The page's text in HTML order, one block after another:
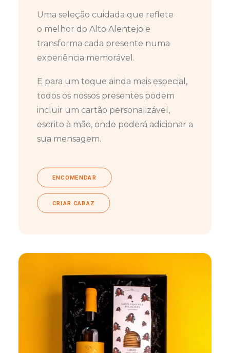
Uma seleção cuidada que reflete
o melhor do Alto Alentejo e
transforma cada presente numa
experiência memorável.
E para um toque ainda mais especial,
todos os nossos presentes podem
incluir um cartão personalizável,
escrito à mão, onde poderá adicionar a
sua mensagem.
ENCOMENDAR
CRIAR CABAZ